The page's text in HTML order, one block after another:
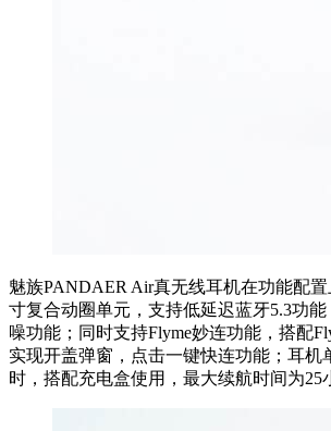
魅族PANDAER Air真无线耳机在功能配置
寸复合动圈单元，支持低延迟蓝牙5.3功
噪功能；同时支持Flyme妙连功能，搭配
实现开盖弹窗，点击一键快连功能；耳机
时，搭配充电盒使用，最大续航时间为25